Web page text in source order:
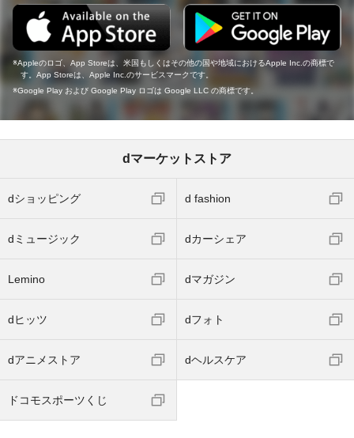
Appleのロゴ、App Storeは、米国もしくはその他の国や地域におけるApple Inc.の商標で
す。App Storeは、Apple Inc.のサービスマークです。
Google Play および Google Play ロゴは Google LLC の商標です。
dマーケットストア
dショッピング d fashion
dミュージック dカーシェア
Lemino dマガジン
dヒッツ dフォト
dアニメストア dヘルスケア
ドコモスポーツくじ